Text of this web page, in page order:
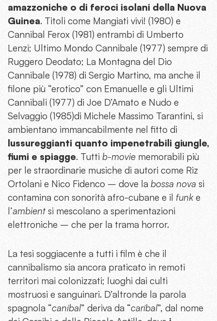
amazzoniche o di feroci isolani della Nuova
Guinea. Titoli come Mangiati vivi! (1980) e
Cannibal Ferox (1981) entrambi di Umberto
Lenzi; Ultimo Mondo Cannibale (1977) sempre di
Ruggero Deodato; La Montagna del Dio
Cannibale (1978) di Sergio Martino, ma anche il
filone più “erotico” con Emanuelle e gli Ultimi
Cannibali (1977) di Joe D’Amato e Nudo e
Selvaggio (1985)di Michele Massimo Tarantini, si
ambientano immancabilmente nel fitto di
lussureggianti quanto impenetrabili giungle,
fiumi e spiagge. Tutti b-movie memorabili più
per le straordinarie musiche di autori come Riz
Ortolani e Nico Fidenco – dove la bossa nova si
contamina con sonorità afro-cubane e il funke
l’ambient si mescolano a sperimentazioni
elettroniche – che per la trama horror.
La tesi soggiacente a tutti i film è che il
cannibalismo sia ancora praticato in remoti
territori mai colonizzati; luoghi dai culti
mostruosi e sanguinari. D’altronde la parola
spagnola “caníbal” deriva da “caríbal”, dal nome